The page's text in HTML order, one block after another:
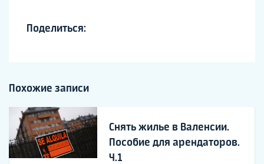
Поделиться:
Похожие записи
Снять жилье в Валенсии.
Пособие для арендаторов.
Ч.1